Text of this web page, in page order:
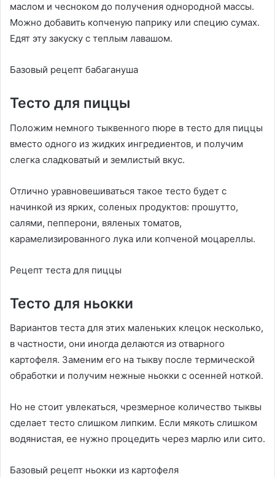
маслом и чесноком до получения однородной массы.
Можно добавить копченую паприку или специю сумах.
Едят эту закуску с теплым лавашом.
Базовый рецепт бабагануша
Тесто для пиццы
Положим немного тыквенного пюре в тесто для пиццы
вместо одного из жидких ингредиентов, и получим
слегка сладковатый и землистый вкус.
Отлично уравновешиваться такое тесто будет с
начинкой из ярких, соленых продуктов: прошутто,
салями, пепперони, вяленых томатов,
карамелизированного лука или копченой моцареллы.
Рецепт теста для пиццы
Тесто для ньокки
Вариантов теста для этих маленьких клецок несколько,
в частности, они иногда делаются из отварного
картофеля. Заменим его на тыкву после термической
обработки и получим нежные ньокки с осенней ноткой.
Но не стоит увлекаться, чрезмерное количество тыквы
сделает тесто слишком липким. Если мякоть слишком
водянистая, ее нужно процедить через марлю или сито.
Базовый рецепт ньокки из картофеля